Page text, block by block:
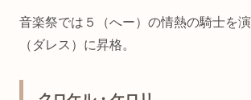
音楽祭では５（へー）の情熱の騎士を
（ダレス）に昇格。